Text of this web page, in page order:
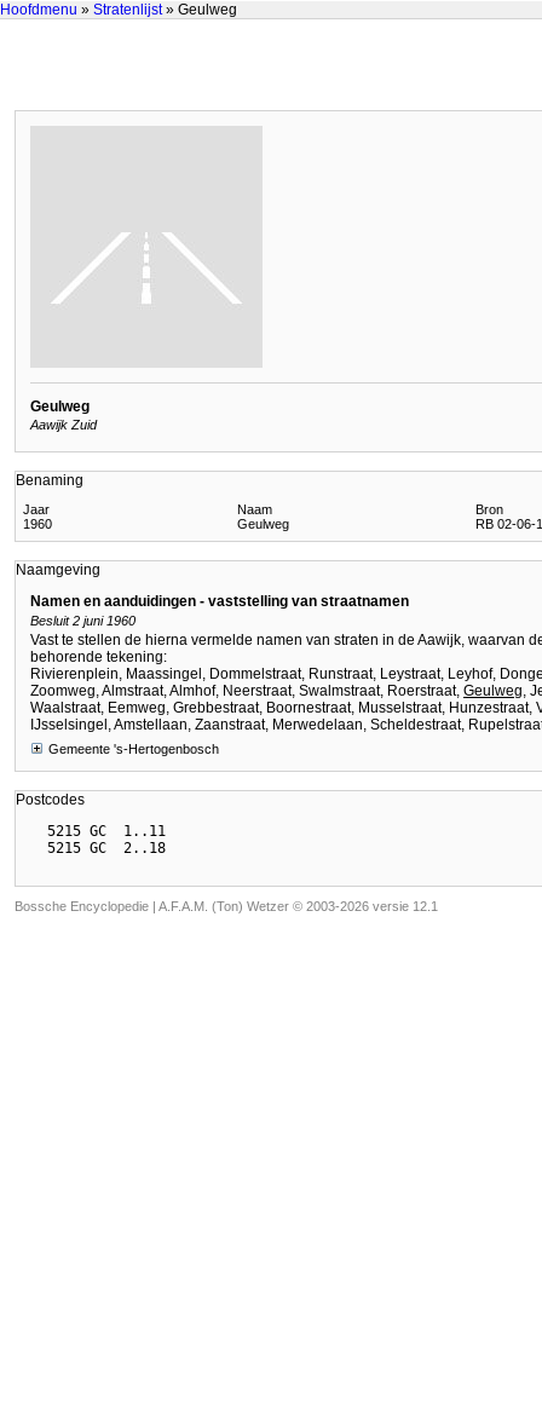
Hoofdmenu » Stratenlijst» Geulweg
Geulweg
Aawijk Zuid
Benaming
Jaar Naam
Bron
1960
Geulweg RB 02-06-
Naamgeving
Namen en aanduidingen - vaststelling van straatnamen
Besluit 2 juni 1960
Vast te stellen de hierna vermelde namen van straten in de Aawijk, waarvan
behorende tekening:
Rivierenplein, Maassingel, Dommelstraat, Runstraat, Leystraat, Leyhof,
Zoomweg, Almstraat, Almhof, Neerstraat, Swalmstraat, Roerstraat, Geulweg,
Waalstraat, Eemweg, Grebbestraat, Boornestraat, Musselstraat, Hunzestraat,
IJsselsingel, Amstellaan, Zaanstraat, Merwedelaan, Scheldestraat,
Gemeente 's-Hertogenbosch
Postcodes
  5215 GC  1..11
Bossche Encyclopedie | A.F.A.M. (Ton) Wetzer © 2003-2026 versie 12.1